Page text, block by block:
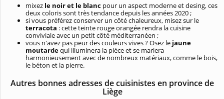
mixez le noir et le blanc pour un aspect moderne et desing, ces
deux coloris sont très tendance depuis les années 2020 ;
si vous préférez conserver un côté chaleureux, misez sur le
terracota : cette teinte rouge orangée rendra la cuisine
conviviale avec un petit côté méditerranéen ;
vous n'avez pas peur des couleurs vives ? Osez le jaune
moutardequi illuminera la pièce et se mariera
harmonieusement avec de nombreux matériaux, comme le bois,
le béton et la pierre.
Autres bonnes adresses de cuisinistes en province de
Liège